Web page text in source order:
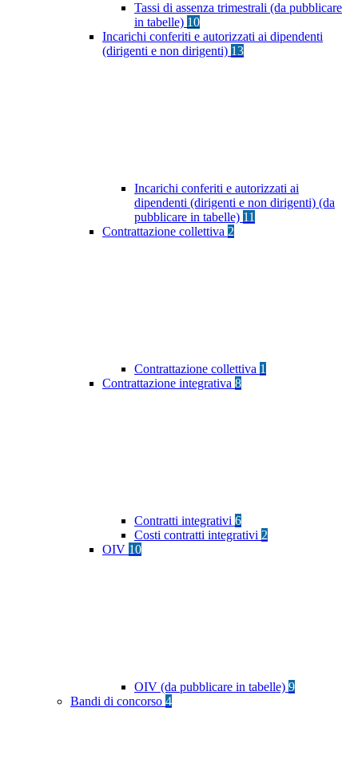
Tassi di assenza trimestrali (da pubblicare
in tabelle) 10
Incarichi conferiti e autorizzati ai dipendenti
(dirigenti e non dirigenti) 13
Incarichi conferiti e autorizzati ai
dipendenti (dirigenti e non dirigenti) (da
pubblicare in tabelle) 11
Contrattazione collettiva 2
Contrattazione collettiva 1
Contrattazione integrativa 8
Contratti integrativi 6
Costi contratti integrativi 2
OIV 10
OIV (da pubblicare in tabelle) 9
Bandi di concorso 4